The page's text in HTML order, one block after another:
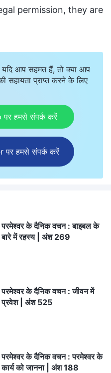
permission, they are
यदि आप सहमत हैं, तो क्या आप
सहायता प्राप्त करने के लिए
हमसे संपर्क करें
पर हमसे संपर्क करें
परमेश्वर के दैनिक वचन : बाइबल के
बारे में रहस्य | अंश 269
परमेश्वर के दैनिक वचन : जीवन में
प्रवेश | अंश 525
परमेश्वर के दैनिक वचन : परमेश्वर के
कार्य को जानना | अंश 188